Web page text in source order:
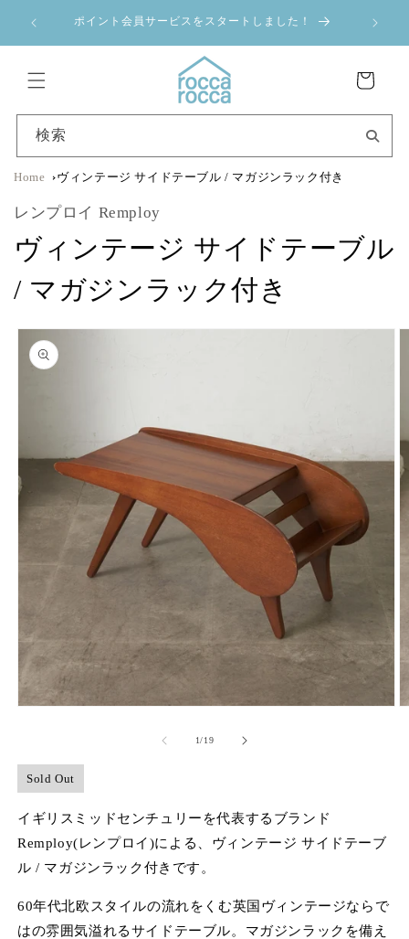
ンツに
ポイント会員サービスをスタートしました！
ー
検索
Home ヴィンテージ サイドテーブル / マガジンラック付き
レンプロイ Remploy
ヴィンテージ サイドテーブル
/ マガジンラック付き
商品情
報にス
キップ
ル
で
メ
デ
ィ
ア
を
く
1/の
19
Sold Out
イギリスミッドセンチュリーを代表するブランド
Remploy(レンプロイ)による、ヴィンテージ サイドテーブ
ル / マガジンラック付きです。
60年代北欧スタイルの流れをくむ英国ヴィンテージならで
はの雰囲気溢れるサイドテーブル。マガジンラックを備え